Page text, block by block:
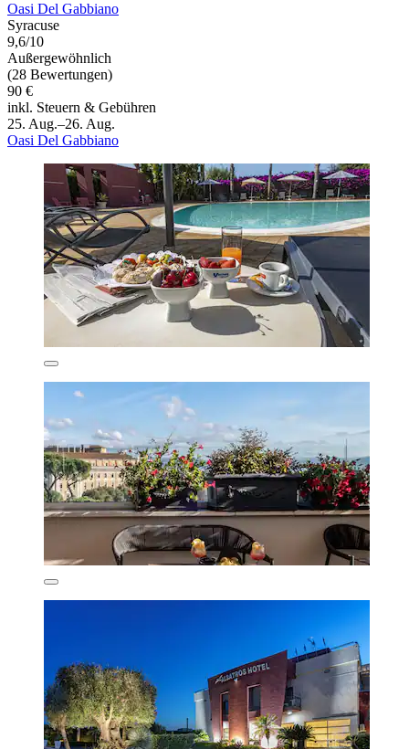
Oasi Del Gabbiano
Syracuse
9,6/10
Außergewöhnlich
(28 Bewertungen)
90 €
inkl. Steuern & Gebühren
25. Aug.–26. Aug.
Oasi Del Gabbiano